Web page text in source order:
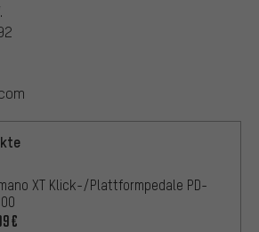
XT Klick-/Plattformpedale PD-